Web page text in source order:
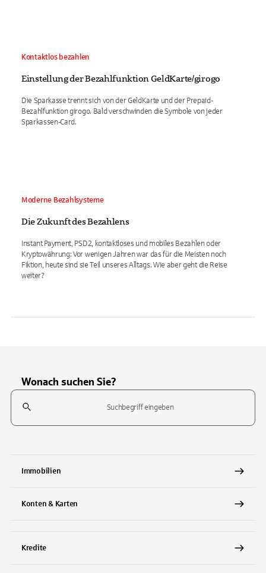
Kontaktlos bezahlen
Einstellung der Bezahlfunktion GeldKarte/girogo
Die Sparkasse trennt sich von der GeldKarte und der Prepaid-
Bezahlfunktion girogo. Bald verschwinden die Symbole von jeder
Sparkassen-Card.
Moderne Bezahlsysteme
Die Zukunft des Bezahlens
Instant Payment, PSD2, kontaktloses und mobiles Bezahlen oder
Kryptowährung: Vor wenigen Jahren war das für die Meisten noch
Fiktion, heute sind sie Teil unseres Alltags. Wie aber geht die Reise
weiter?
Wonach suchen Sie?
Suchfeld
Immobilien
Konten & Karten
Kredite